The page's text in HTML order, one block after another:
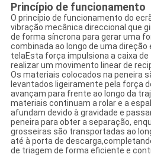
Princípio de funcionamento
O princípio de funcionamento do
vibração mecânica direccional.que
de forma síncrona para gerar uma
combinada ao longo de uma
telaEsta força impulsiona a caixa
realizar um movimento linear de
Os materiais colocados na peneira
levantados ligeiramente pela força
avançam para frente ao longo da
materiais continuam a rolar e a
afundam devido à gravidade e
peneira para obter a separação,
grosseiras são transportadas ao
até à porta de
de triagem de forma eficiente e